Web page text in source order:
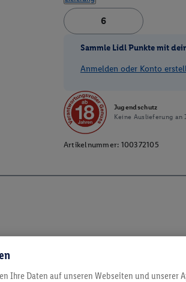
Sammle Lidl Punkte mit
Anmelden oder Konto
Jugendschutz
Keine Auslieferung an
Artikelnummer: 100372105
Ihre Daten auf unseren Webseiten und unserer